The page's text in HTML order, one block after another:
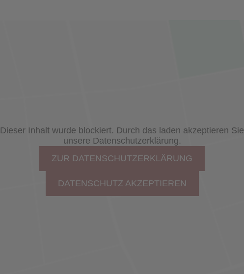
Dieser Inhalt wurde blockiert. Durch das laden akzeptieren Sie
unsere Datenschutzerklärung.
ZUR DATENSCHUTZERKLÄRUNG
DATENSCHUTZ AKZEPTIEREN